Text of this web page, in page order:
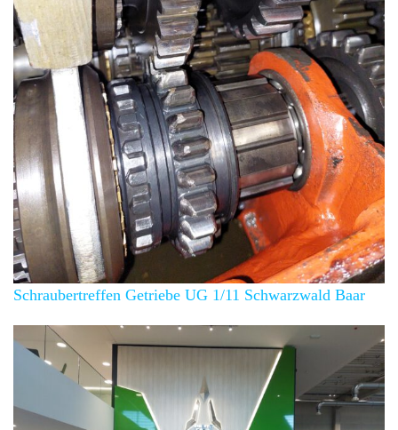
Schraubertreffen Getriebe UG 1/11 Schwarzwald Baar